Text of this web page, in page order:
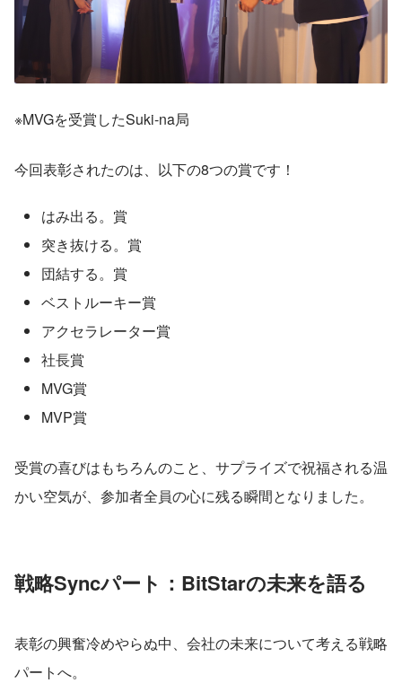
※MVGを受賞したSuki-na局
今回表彰されたのは、以下の8つの賞です！
はみ出る。賞
突き抜ける。賞
団結する。賞
ベストルーキー賞
アクセラレーター賞
社長賞
MVG賞
MVP賞
受賞の喜びはもちろんのこと、サプライズで祝福される温
かい空気が、参加者全員の心に残る瞬間となりました。
戦略Syncパート：BitStarの未来を語る
表彰の興奮冷めやらぬ中、会社の未来について考える戦略
パートへ。